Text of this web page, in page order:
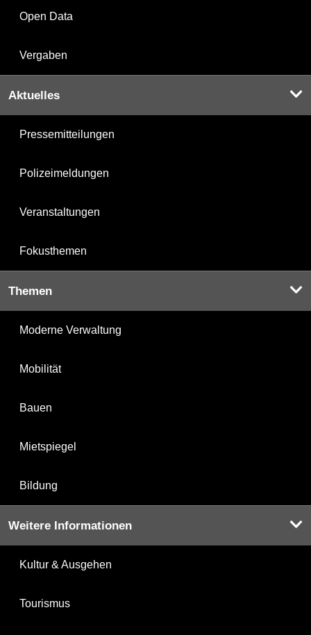
Open Data
Vergaben
Aktuelles
Pressemitteilungen
Polizeimeldungen
Veranstaltungen
Fokusthemen
Themen
Moderne Verwaltung
Mobilität
Bauen
Mietspiegel
Bildung
Weitere Informationen
Kultur & Ausgehen
Tourismus